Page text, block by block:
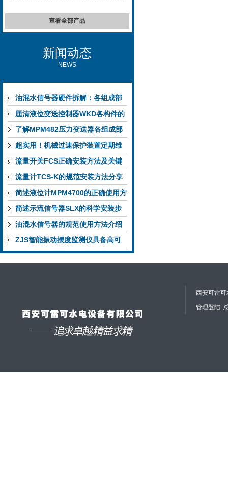
查看全部产品
新闻动态
NEWS
油混水信号器硬件拆解：各组成部
件的功能特点与性能指标
厘清液位变送控制器WKD各构件的
功能特性稳定完成液位监测
了解MPM482压力变送器各组成部
件功能特点有助于提升选型合理性
超实用！机械过速保护装置定期维
护保养方法大汇总
流量开关FCS正确安装方法及关键
要点专业分享
流量计TCS-K的规范安装方法分享
简述液位计MPM4700的正确使用方
法
简述示流信号器SLX的科学安装步
骤
油混水信号器的规范使用方法介绍
ZJS智能振动摆度监测仪具备高可
靠性与自诊断能力
西安可雷
管理登陆